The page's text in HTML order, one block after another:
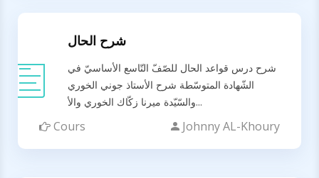
شرح الحال
شرح درس قواعد الحال للصّفّ التّاسع الأساسيّ في
الشّهادة المتوسّطة شرح الأستاذ جوني الخوري
والسّيّدة ميرنا زكّاك الخوري والأ...
Cours Johnny AL-Khoury